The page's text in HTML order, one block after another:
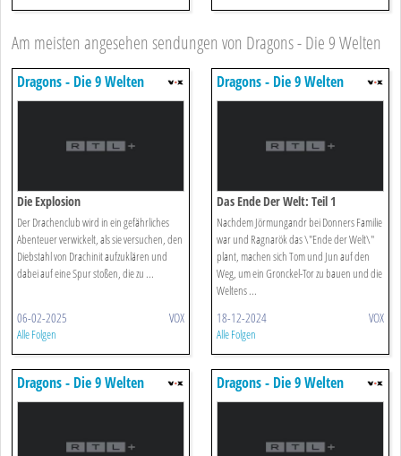
Am meisten angesehen sendungen von Dragons - Die 9 Welten
Dragons - Die 9 Welten
Die Explosion
Der Drachenclub wird in ein gefährliches
Abenteuer verwickelt, als sie versuchen, den
Diebstahl von Drachinit aufzuklären und
dabei auf eine Spur stoßen, die zu ...
06-02-2025 VOX
Alle Folgen
Dragons - Die 9 Welten
Das Ende Der Welt: Teil 1
Nachdem Jörmungandr bei Donners Familie
war und Ragnarök das \"Ende der Welt\"
plant, machen sich Tom und Jun auf den
Weg, um ein Gronckel-Tor zu bauen und die
Weltens ...
18-12-2024 VOX
Alle Folgen
Dragons - Die 9 Welten Dragons - Die 9 Welten